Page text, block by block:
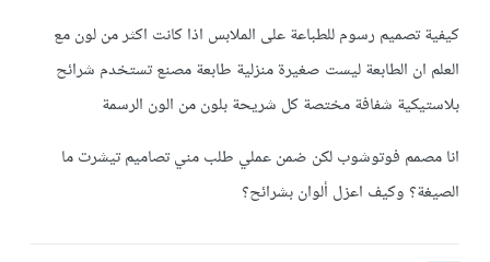
كيفية تصميم رسوم للطباعة على الملابس اذا كانت اكثر من لون مع
العلم ان الطابعة ليست صغيرة منزلية طابعة مصنع تستخدم شرائح
بلاستيكية شفافة مختصة كل شريحة بلون من الون الرسمة
انا مصمم فوتوشوب لكن ضمن عملي طلب مني تصاميم تيشرت ما
الصيغة؟ وكيف اعزل ألوان بشرائح؟